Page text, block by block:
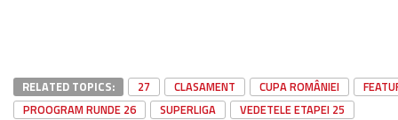
RELATED TOPICS: 27 CLASAMENT CUPA ROMÂNIEI
PROOGRAM RUNDE 26
SUPERLIGA VEDETELE ETAPEI 25